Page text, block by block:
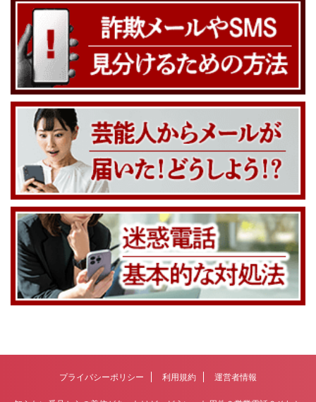
プライバシーポリシー 利用規約 運営者情報